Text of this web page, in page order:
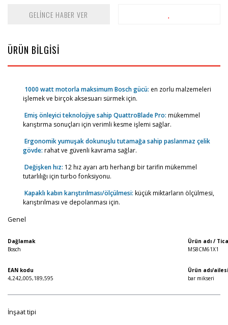
GELİNCE HABER VER
ÜRÜN BİLGİSİ
1000 watt motorla maksimum Bosch gücü: en zorlu malzemeleri
işlemek ve birçok aksesuarı sürmek için.
Emiş önleyici teknolojiye sahip QuattroBlade Pro: mükemmel
karıştırma sonuçları için verimli kesme işlemi sağlar.
Ergonomik yumuşak dokunuşlu tutamağa sahip paslanmaz çelik
gövde: rahat ve güvenli kavrama sağlar.
Değişken hız: 12 hız ayarı artı herhangi bir tarifin mükemmel
tutarlılığı için turbo fonksiyonu.
Kapaklı kabın karıştırılması/ölçülmesi: küçük miktarların ölçülmesi,
karıştırılması ve depolanması için.
Genel
Dağlamak
Bosch
Ürün adı /
MS8CM61X1
EAN kodu
4,242,005,189,595
Ürün adı/ailesi
bar mikseri
İnşaat tipi